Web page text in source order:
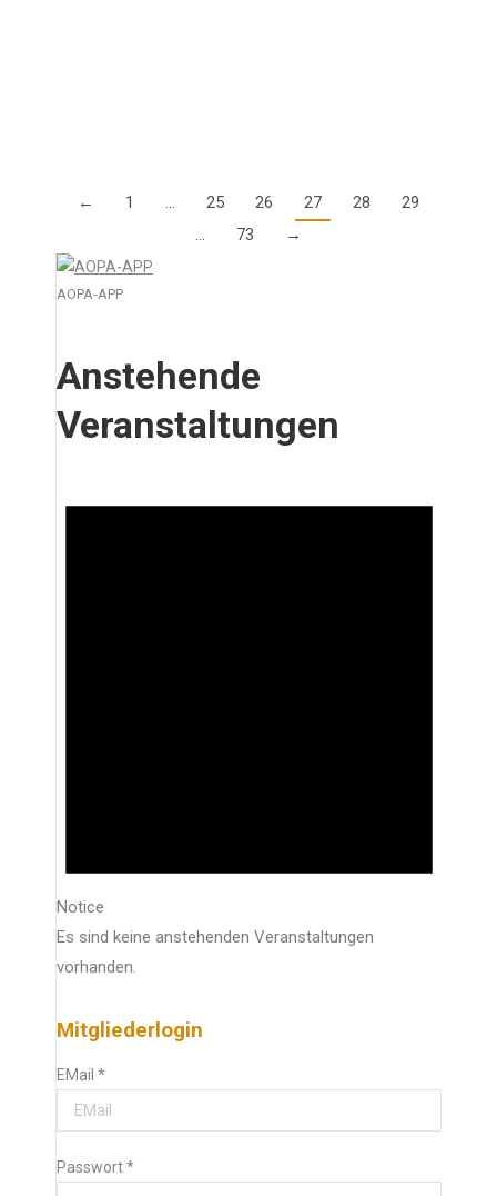
← 1 … 25 26 27 28
29
…
73 →
AOPA-APP
Anstehende
Veranstaltungen
Notice
Es sind keine anstehenden Veranstaltungen
vorhanden.
Mitgliederlogin
EMail *
Passwort*